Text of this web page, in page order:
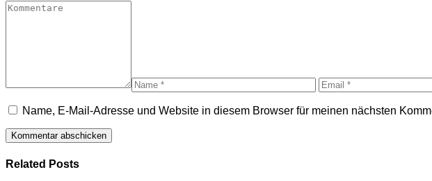
Name, E-Mail-Adresse und Website in diesem Browser für meinen nächsten
Related Posts